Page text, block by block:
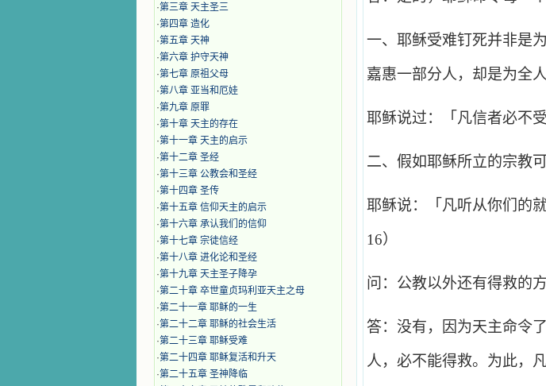
·第三章 天主圣三
·第四章 造化
·第五章 天神
·​第六章 护守天神
·第七章 原祖父母
·​第八章 亚当和厄娃
·第九章 原罪
·第十章 天主的存在
·第十一章 天主的启示
·第十二章 圣经
·第十三章 公教会和圣经
·第十四章 圣传
·第十五章 信仰天主的启示
·第十六章 承认我们的信仰
·第十七章 宗徒信经
·第十八章 进化论和圣经
·第十九章 天主圣子降孕
·第二十章 卒世童贞玛利亚天主之母
·第二十一章 耶稣的一生
·第二十二章 耶稣的社会生活
·第二十三章 耶稣受难
·第二十四章 耶稣复活和升天
·第二十五章 圣神降临
一、耶稣受难钉死并非是
嘉惠一部分人，却是为全人
耶稣说过：「凡信者必不
二、假如耶稣所立的宗教
耶稣说：「凡听从你们的
16）
问：公教以外还有得救的方
答：没有，因为天主命令
人，必不能得救。为此，